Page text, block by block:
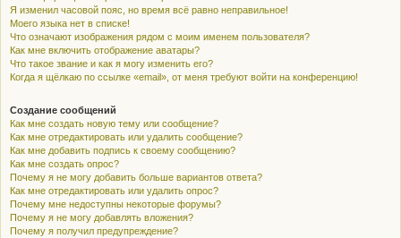
Я изменил часовой пояс, но время всё равно неправильное!
Моего языка нет в списке!
Что означают изображения рядом с моим именем пользователя?
Как мне включить отображение аватары?
Что такое звание и как я могу изменить его?
Когда я щёлкаю по ссылке «email», от меня требуют войти на конференцию!
Создание сообщений
Как мне создать новую тему или сообщение?
Как мне отредактировать или удалить сообщение?
Как мне добавить подпись к своему сообщению?
Как мне создать опрос?
Почему я не могу добавить больше вариантов ответа?
Как мне отредактировать или удалить опрос?
Почему мне недоступны некоторые форумы?
Почему я не могу добавлять вложения?
Почему я получил предупреждение?